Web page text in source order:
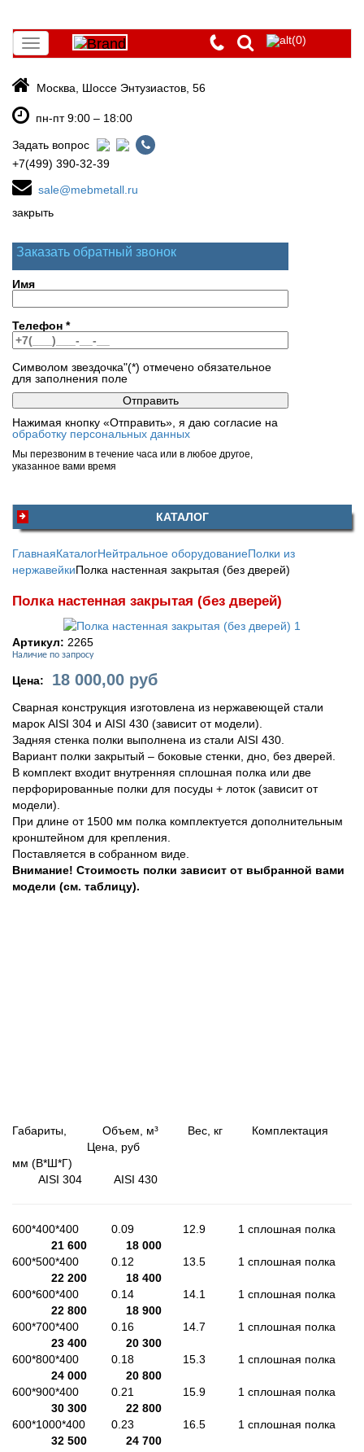
Toggle
navigation
(0)
Москва, Шоссе Энтузиастов, 56
пн-пт 9:00 – 18:00
Задать вопрос
+7(499) 390-32-39
sale@mebmetall.ru
закрыть
Заказать обратный звонок
Имя
Телефон *
Символом звездочка"(*) отмечено обязательное
для заполнения поле
Нажимая кнопку «Отправить», я даю согласие на
обработку персональных данных
Мы перезвоним в течение часа или в любое другое,
указанное вами время
КАТАЛОГ
ГлавнаяКаталогНейтральное оборудованиеПолки из
нержавейкиПолка настенная закрытая (без дверей)
Полка настенная закрытая (без дверей)
Артикул: 2265
Наличие по запросу
Цена: 18 000,00 руб
Сварная конструкция изготовлена из нержавеющей стали
марок AISI 304 и AISI 430 (зависит от модели).
Задняя стенка полки выполнена из стали AISI 430.
Вариант полки закрытый – боковые стенки, дно, без дверей.
В комплект входит внутренняя сплошная полка или две
перфорированные полки для посуды + лоток (зависит от
модели).
При длине от 1500 мм полка комплектуется дополнительным
кронштейном для крепления.
Поставляется в собранном виде.
Внимание! Стоимость полки зависит от выбранной вами
модели (см. таблицу).
Габариты, Объем, м³ Вес, кг Комплектация
Цена, руб
мм (В*Ш*Г)
AISI 304 AISI 430
600*400*400 0.09 12.9 1 сплошная полка
21 600
18 000
600*500*400 0.12 13.5 1 сплошная полка
22 200
18 400
600*600*400 0.14 14.1 1 сплошная полка
22 800
18 900
600*700*400 0.16 14.7 1 сплошная полка
23 400
20 300
600*800*400 0.18 15.3 1 сплошная полка
24 000
20 800
600*900*400 0.21 15.9 1 сплошная полка
30 300
22 800
600*1000*400 0.23 16.5 1 сплошная полка
32 500
24 700